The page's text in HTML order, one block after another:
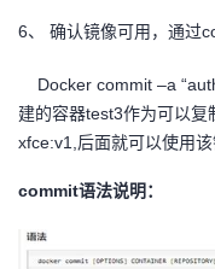
6、 确认镜像可用，通过
Docker commit –a
建的容器test3作为可以
xfce:v1,后面就可以使用该
commit语法说明：